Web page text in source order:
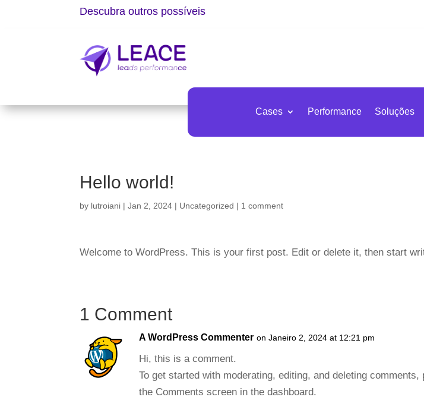
Descubra outros possíveis
Cases Performance Soluções
Hello world!
by lutroiani |Jan 2, 2024 | Uncategorized | 1 comment
Welcome to WordPress. This is your first post. Edit or delete it, then start
1 Comment
A WordPress Commenter on Janeiro 2, 2024 at 12:21 pm
Hi, this is a comment.
To get started with moderating, editing, and deleting comments,
the Comments screen in the dashboard.